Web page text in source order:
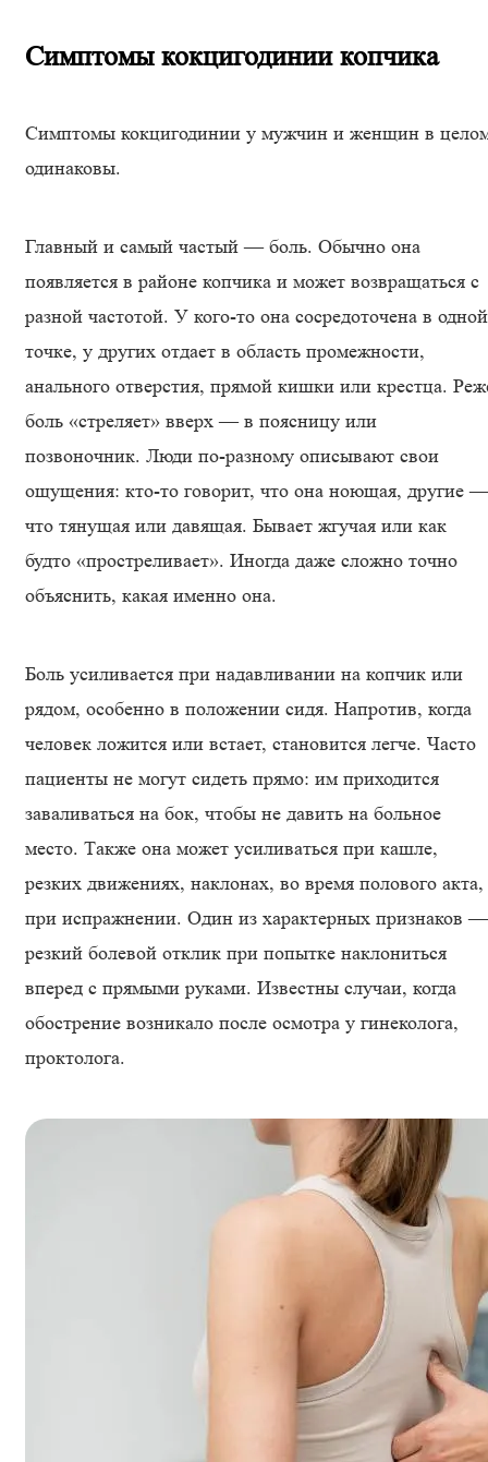
Симптомы кокцигодинии копчика
Симптомы кокцигодинии у мужчин и женщин в
одинаковы.
Главный и самый частый — боль. Обычно она
появляется в районе копчика и может возвращаться с
разной частотой. У кого-то она сосредоточена в одной
точке, у других отдает в область промежности,
анального отверстия, прямой кишки или крестца.
боль «стреляет» вверх — в поясницу или
позвоночник. Люди по-разному описывают свои
ощущения: кто-то говорит, что она ноющая, другие —
что тянущая или давящая. Бывает жгучая или как
будто «простреливает». Иногда даже сложно точно
объяснить, какая именно она.
Боль усиливается при надавливании на копчик или
рядом, особенно в положении сидя. Напротив, когда
человек ложится или встает, становится легче. Часто
пациенты не могут сидеть прямо: им приходится
заваливаться на бок, чтобы не давить на больное
место. Также она может усиливаться при кашле,
резких движениях, наклонах, во время полового акта,
при испражнении. Один из характерных признаков —
резкий болевой отклик при попытке наклониться
вперед с прямыми руками. Известны случаи, когда
обострение возникало после осмотра у гинеколога,
проктолога.